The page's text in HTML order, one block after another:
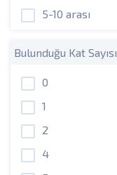
5-10 arası
Bulunduğu Kat Sayısı
0
1
2
4